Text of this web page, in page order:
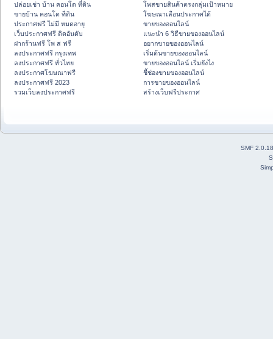
ปล่อยเช่า บ้าน คอนโด ที่ดิน
ขายบ้าน คอนโด ที่ดิน
ประกาศฟรี ไม่มี หมดอายุ
เว็บประกาศฟรี ติดอันดับ
ฝากร้านฟรี โพ ส ฟรี
ลงประกาศฟรี กรุงเทพ
ลงประกาศฟรี ทั่วไทย
ลงประกาศโฆษณาฟรี
ลงประกาศฟรี 2023
รวมเว็บลงประกาศฟรี
โพสขายสินค้าตรงกลุ่มเป้าหมาย
โฆษณาเลื่อนประกาศได้
ขายของออนไลน์
แนะนำ 6 วิธีขายของออนไลน์
อยากขายของออนไลน์
เริ่มต้นขายของออนไลน์
ขายของออนไลน์ เริ่มยังไง
ชี้ช่องขายของออนไลน์
การขายของออนไลน์
สร้างเว็บฟรีประกาศ
SMF 2.0.18